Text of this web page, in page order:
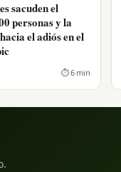
sacuden el
personas y la
el adiós en el
⏱ 6 min